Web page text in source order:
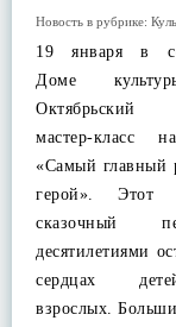
Новость в рубрике:
19 января в
Доме
Октябрьский
мастер-класс
«Самый главный
герой». Этот
сказочный
десятилетиями
сердцах
взрослых.